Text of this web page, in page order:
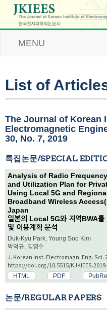
MENU
List of
The Journal of Korean
Electromagnetic
30, No. 7, 2019
특집논문/SPECIAL
Analysis of Radio
and Utilization Plan for
Using Local 5G and
Broadband Wireless
Japan
일본의 Local 5G와 지역BWA를
및 이용계획 분석
Duk-Kyu Park, Young Soo Kim
박덕규, 김영수
J. Korean Inst. Electromagn. Eng. Sci.
https://doi.org/10.5515/
HTML PDF
논문/REGULAR PAPERS